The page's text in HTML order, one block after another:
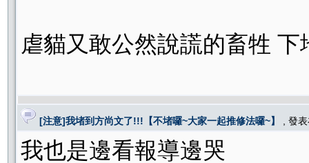
虐貓又敢公然說謊的畜牲 下
[注意]我堵到方尚文了!!!【不堵囉~大家一起推修法囉~】 , 發
我也是邊看報導邊哭